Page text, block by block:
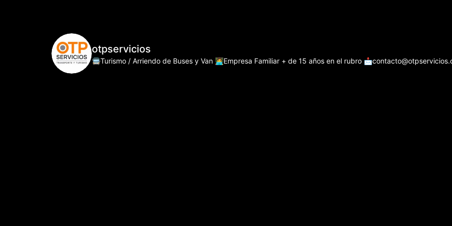
otpservicios
🚍Turismo / Arriendo de Buses y Van 👩‍💻Empresa Familiar + de 15 años en el rubro